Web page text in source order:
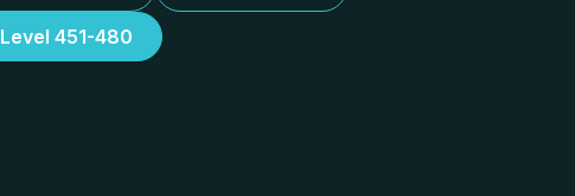
Level 451-480